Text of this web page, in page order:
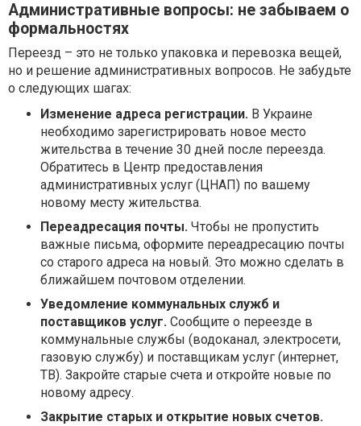
Административные вопросы: не забываем о
формальностях
Переезд – это не только упаковка и перевозка вещей,
но и решение административных вопросов. Не забудьте
о следующих шагах:
Изменение адреса регистрации. В Украине
необходимо зарегистрировать новое место
жительства в течение 30 дней после переезда.
Обратитесь в Центр предоставления
административных услуг (ЦНАП) по вашему
новому месту жительства.
Переадресация почты. Чтобы не пропустить
важные письма, оформите переадресацию почты
со старого адреса на новый. Это можно сделать в
ближайшем почтовом отделении.
Уведомление коммунальных служб и
поставщиков услуг. Сообщите о переезде в
коммунальные службы (водоканал, электросети,
газовую службу) и поставщикам услуг (интернет,
ТВ). Закройте старые счета и откройте новые по
новому адресу.
Закрытие старых и открытие новых счетов.